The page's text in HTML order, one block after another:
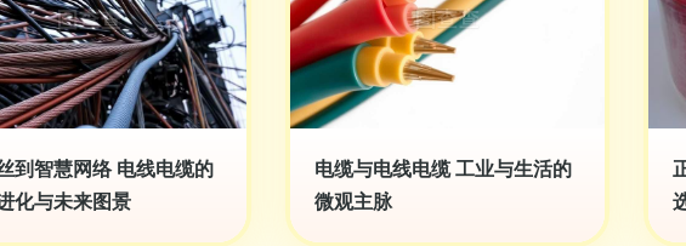
到智慧网络 电线电缆的
化与未来图景
电缆与电线电缆 工业与生活的
微观主脉